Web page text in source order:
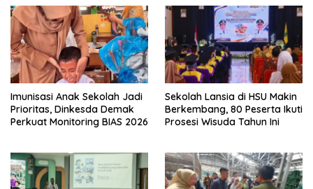
Imunisasi Anak Sekolah Jadi
Prioritas, Dinkesda Demak
Perkuat Monitoring BIAS 2026
Sekolah Lansia di HSU Makin
Berkembang, 80 Peserta Ikuti
Prosesi Wisuda Tahun Ini